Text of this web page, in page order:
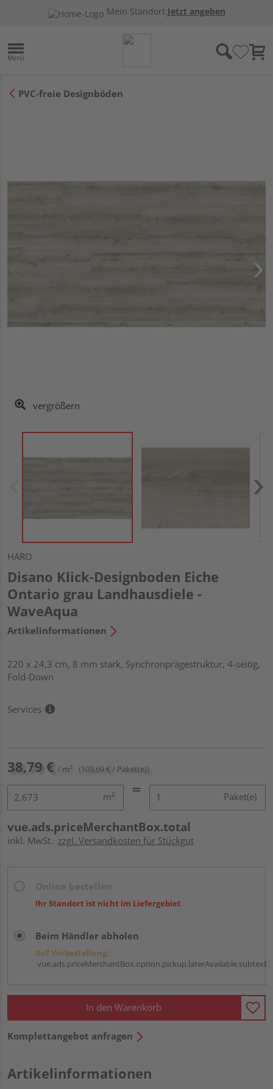
Mein Standort:Jetzt angeben
PVC-freie Designböden
vergrößern
HARO
Disano Klick-Designboden Eiche
Ontario grau Landhausdiele -
WaveAqua
Artikelinformationen
220 x 24,3 cm, 8 mm stark, Synchronprägestruktur, 4-seitig,
Fold-Down
Services
38,79 € / m² (103,69 € / Paket(e))
m² Paket(e)
vue.ads.priceMerchantBox.total
inkl. MwSt. zzgl. Versandkosten für Stückgut
Ihr Standort ist nicht im Liefergebiet
Beim Händler abholen
Auf Vorbestellung:
vue.ads.priceMerchantBox.option.pickup.laterAvailable.subtext
In den Warenkorb
Komplettangebot anfragen
Artikelinformationen